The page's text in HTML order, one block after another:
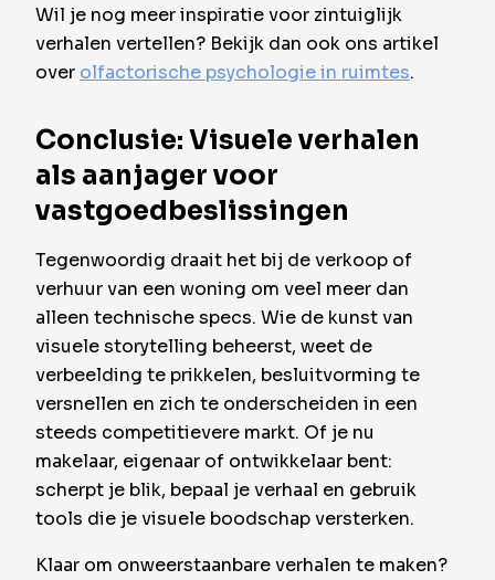
Wil je nog meer inspiratie voor zintuiglijk
verhalen vertellen? Bekijk dan ook ons artikel
over olfactorische psychologie in ruimtes.
Conclusie: Visuele verhalen
als aanjager voor
vastgoedbeslissingen
Tegenwoordig draait het bij de verkoop of
verhuur van een woning om veel meer dan
alleen technische specs. Wie de kunst van
visuele storytelling beheerst, weet de
verbeelding te prikkelen, besluitvorming te
versnellen en zich te onderscheiden in een
steeds competitievere markt. Of je nu
makelaar, eigenaar of ontwikkelaar bent:
scherpt je blik, bepaal je verhaal en gebruik
tools die je visuele boodschap versterken.
Klaar om onweerstaanbare verhalen te maken?